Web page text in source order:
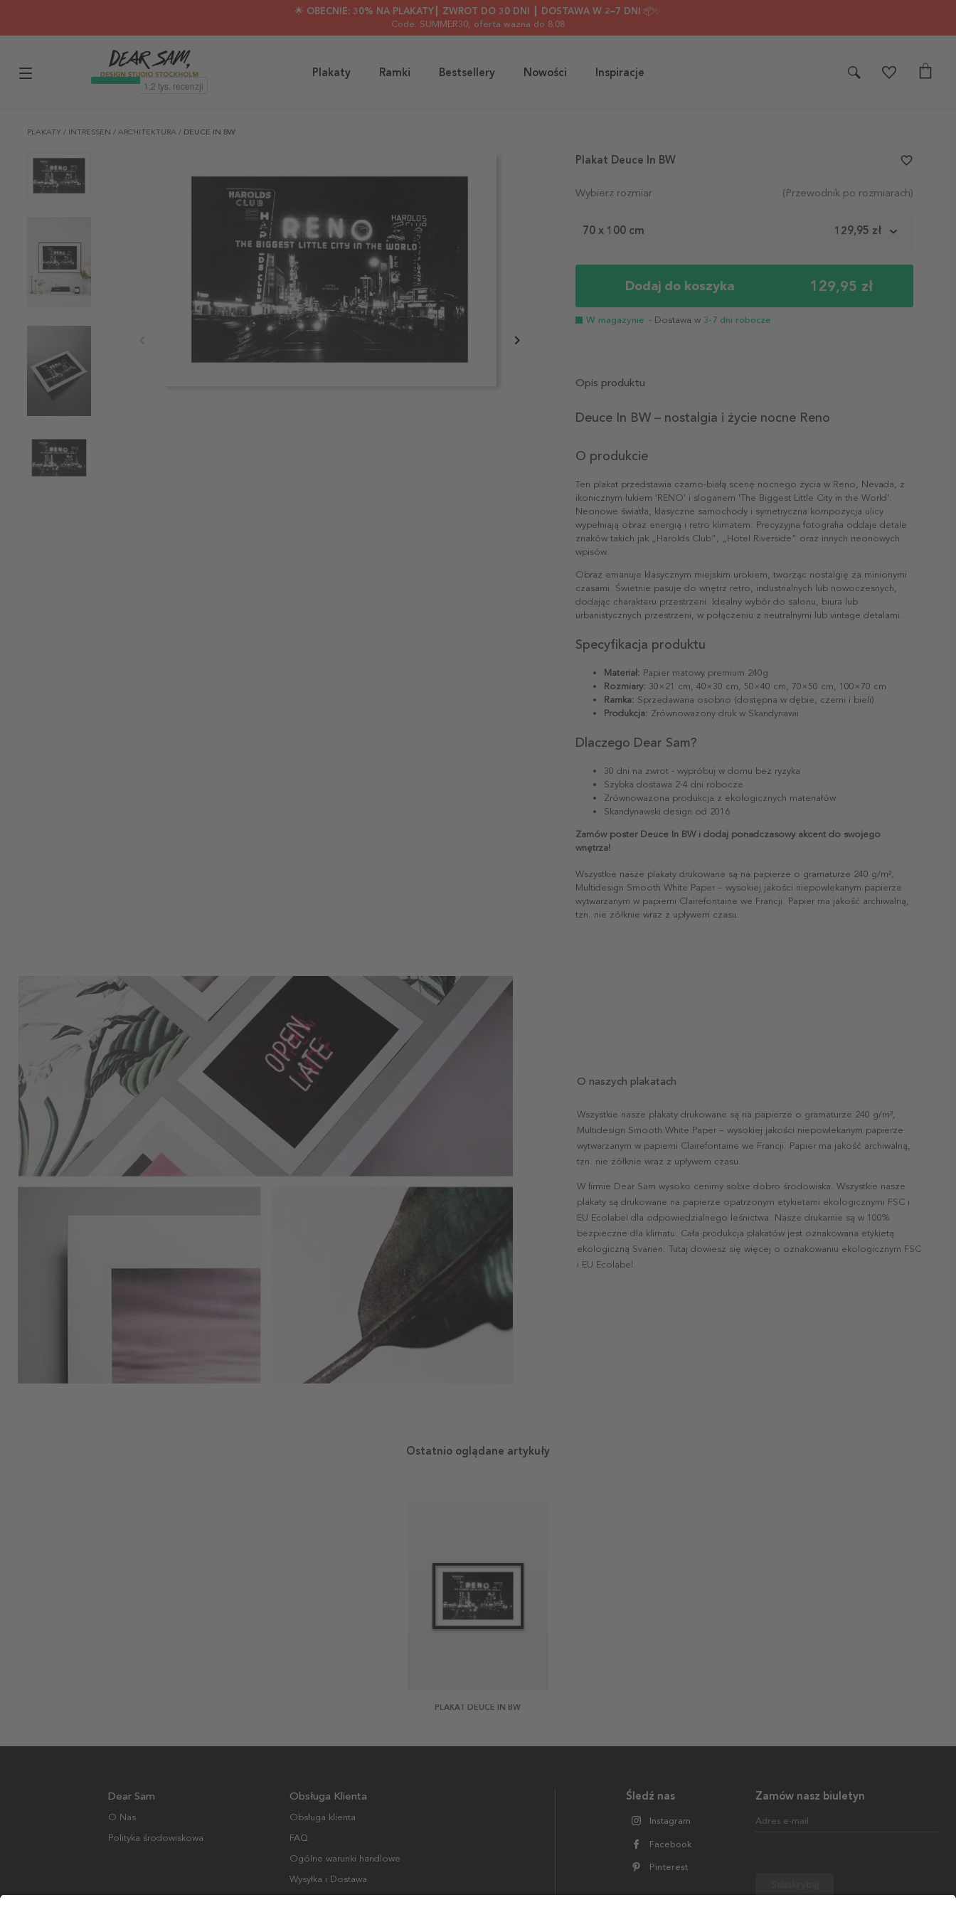
🌟 OBECNIE: 30% NA PLAKATY┃ ZWROT DO 30 DNI ┃ DOSTAWA W 2–7 DNI 📦✨
Code: SUMMER30, oferta ważna do 8.08
Plakaty Ramki Bestsellery Nowości Inspiracje
PLAKATY / INTRESSEN / ARCHITEKTURA / DEUCE IN BW
Wybierz rozmiar (Przewodnik po rozmiarach)
70 x 100 cm 129,95 zł
Dodaj do koszyka 129,95 zł
W magazynie - Dostawa w 3-7 dni robocze
Plakat Deuce In BW favorite_border
Opis produktu
Deuce In BW – nostalgia i życie nocne Reno
O produkcie
Ten plakat przedstawia czarno-białą scenę nocnego życia w Reno, Nevada, z
ikonicznym łukiem 'RENO' i sloganem 'The Biggest Little City in the World'.
Neonowe światła, klasyczne samochody i symetryczna kompozycja ulicy
wypełniają obraz energią i retro klimatem. Precyzyjna fotografia oddaje detale
znaków takich jak „Harolds Club”, „Hotel Riverside” oraz innych neonowych
wpisów.
Obraz emanuje klasycznym miejskim urokiem, tworząc nostalgię za minionymi
czasami. Świetnie pasuje do wnętrz retro, industrialnych lub nowoczesnych,
dodając charakteru przestrzeni. Idealny wybór do salonu, biura lub
urbanistycznych przestrzeni, w połączeniu z neutralnymi lub vintage detalami.
Specyfikacja produktu
Materiał: Papier matowy premium 240g
Rozmiary: 30×21 cm, 40×30 cm, 50×40 cm, 70×50 cm, 100×70 cm
Ramka: Sprzedawana osobno (dostępna w dębie, czerni i bieli)
Produkcja: Zrównoważony druk w Skandynawii
Dlaczego Dear Sam?
30 dni na zwrot - wypróbuj w domu bez ryzyka
Szybka dostawa 2-4 dni robocze
Zrównoważona produkcja z ekologicznych materiałów
Skandynawski design od 2016
Zamów poster Deuce In BW i dodaj ponadczasowy akcent do swojego
wnętrza!
Wszystkie nasze plakaty drukowane są na papierze o gramaturze 240 g/m²,
Multidesign Smooth White Paper – wysokiej jakości niepowlekanym papierze
wytwarzanym w papierni Clairefontaine we Francji. Papier ma jakość archiwalną,
tzn. nie żółknie wraz z upływem czasu.
O naszych plakatach
Wszystkie nasze plakaty drukowane są na papierze o gramaturze 240 g/m²,
Multidesign Smooth White Paper – wysokiej jakości niepowlekanym papierze
wytwarzanym w papierni Clairefontaine we Francji. Papier ma jakość archiwalną,
tzn. nie żółknie wraz z upływem czasu.
W firmie Dear Sam wysoko cenimy sobie dobro środowiska. Wszystkie nasze
plakaty są drukowane na papierze opatrzonym etykietami ekologicznymi FSC i
EU Ecolabel dla odpowiedzialnego leśnictwa. Nasze drukarnie są w 100%
bezpieczne dla klimatu. Cała produkcja plakatów jest oznakowana etykietą
ekologiczną Svanen. Tutaj dowiesz się więcej o oznakowaniu ekologicznym FSC
i EU Ecolabel.
Ostatnio oglądane artykuły
PLAKAT DEUCE IN BW
Zamów nasz biuletyn
Adres e-mail
Śledź nas
Instagram
Facebook
Pinterest
Dear Sam
O Nas
Polityka środowiskowa
Obsługa Klienta
Obsługa klienta
FAQ
Ogólne warunki handlowe
Wysyłka i Dostawa